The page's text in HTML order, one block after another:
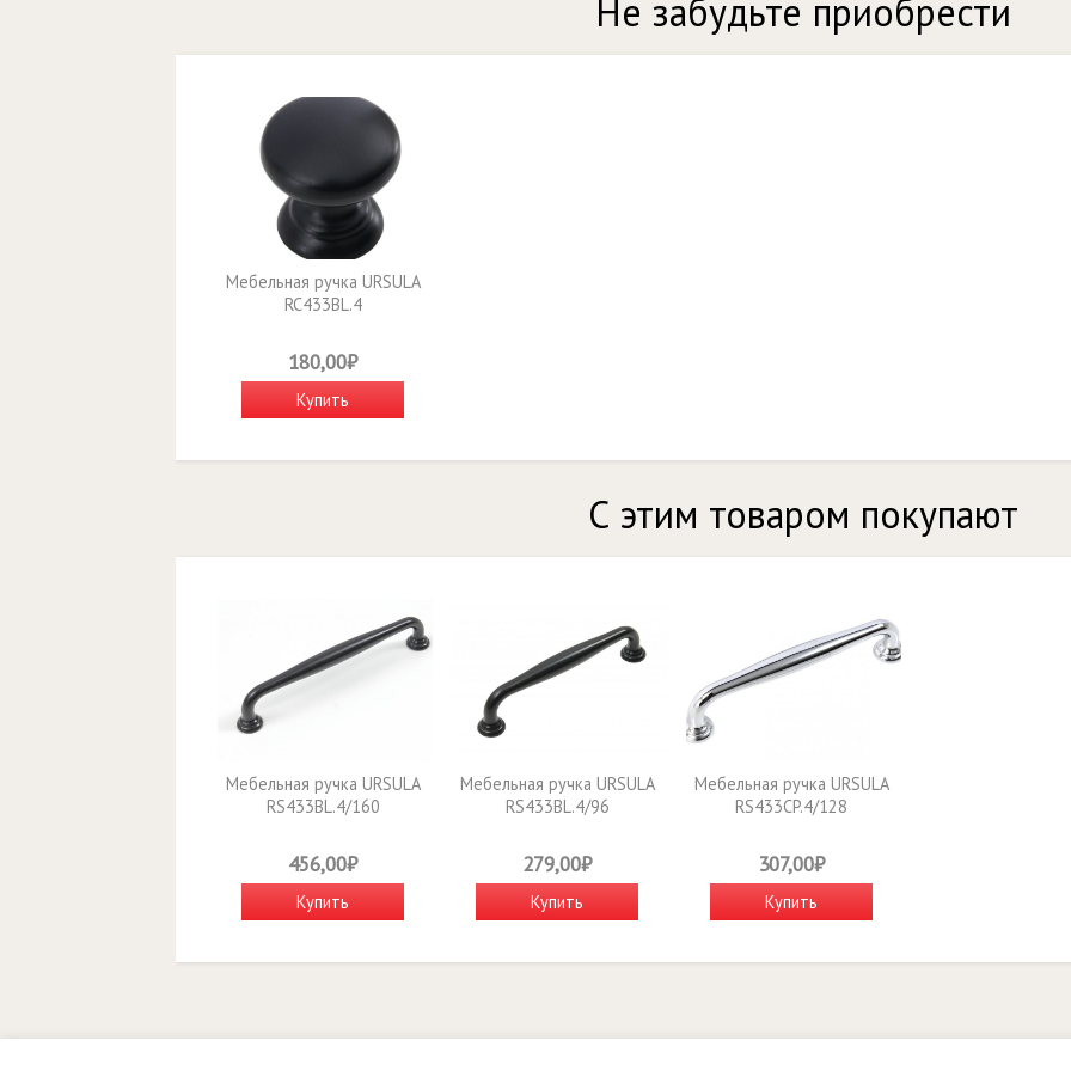
Не забудьте приобрести
Мебельная ручка URSULA
RC433BL.4
180,00₽
Купить
С этим товаром покупают
Мебельная ручка URSULA
RS433BL.4/160
456,00₽
Купить
Мебельная ручка URSULA
RS433BL.4/96
279,00₽
Купить
Мебельная ручка URSULA
RS433CP.4/128
307,00₽
Купить